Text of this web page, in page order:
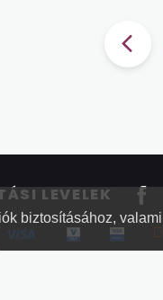
biztosításához,
LEVELEK